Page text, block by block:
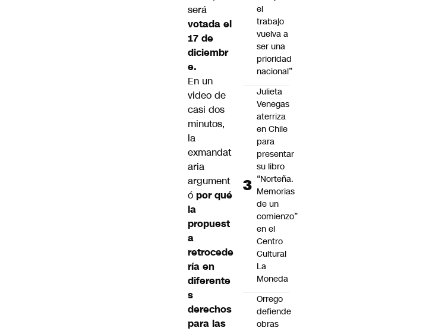
será
votada el
17 de
diciembr
e.
En un
video de
casi dos
minutos,
la
exmandat
aria
argument
ó por qué
la
propuest
a
retrocede
ría en
diferente
s
derechos
para las
el
trabajo
vuelva a
ser una
prioridad
nacional”
Julieta
Venegas
aterriza
en Chile
para
presentar
su libro
“Norteña.
Memorias
de un
comienzo”
en el
Centro
Cultural
La
Moneda
Orrego
defiende
obras